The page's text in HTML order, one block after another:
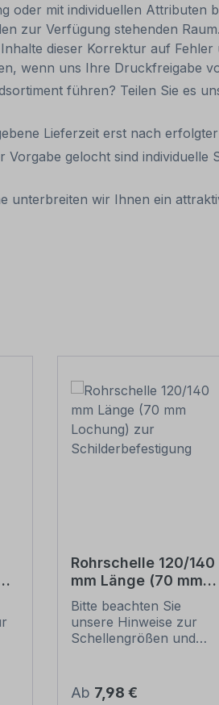
oder mit individuellen Attributen
zur Verfügung stehenden
dieser Korrektur auf
wenn uns Ihre Druckfreigabe
führen? Teilen Sie es
Lieferzeit erst nach
gelocht sind
unterbreiten wir Ihnen ein
Rohrschelle 120/140
mm Länge (70 mm
Lochung) zur
Schilderbefestigung
Bitte beachten Sie
unsere Hinweise zur
Schellengrößen und
(weiter unten).
Regulärer Preis:
Ab 7,98 €